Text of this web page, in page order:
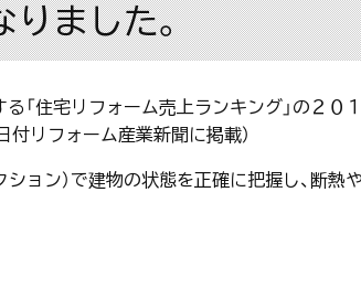
りました。
「住宅リフォーム売上ランキング」の２
付リフォーム産業新聞に掲載）
ション）で建物の状態を正確に把握し、断